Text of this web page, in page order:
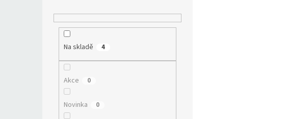
Na skladě 4
Akce 0
Novinka 0